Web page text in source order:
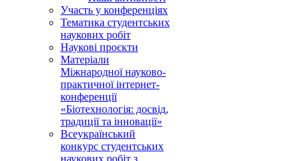
Участь у конференціях
Тематика студентських
наукових робіт
Наукові проєкти
Матеріали
Міжнародної науково-
практичної інтернет-
конференції
«Біотехнологія: досвід,
традиції та інновації»
Всеукраїнський
конкурс студентських